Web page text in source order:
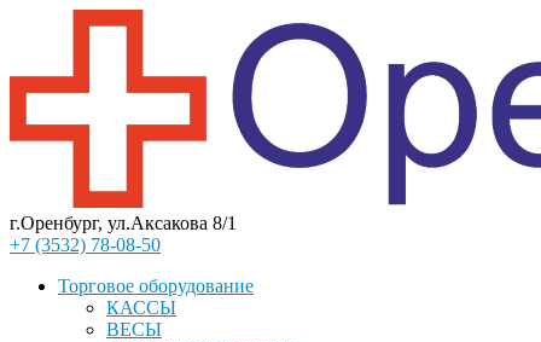
г.Оренбург, ул.Аксакова 8/1
+7 (3532) 78-08-50
Торговое оборудование
КАССЫ
ВЕСЫ